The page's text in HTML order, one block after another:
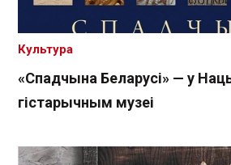
«Спадчына Беларусі» — у
гістарычным музеі
Культура